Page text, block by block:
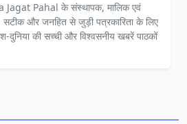
Jagat Pahal के संस्थापक, मालिक एवं
सटीक और जनहित से जुड़ी पत्रकारिता के लिए
दुनिया की सच्ची और विश्वसनीय खबरें पाठकों